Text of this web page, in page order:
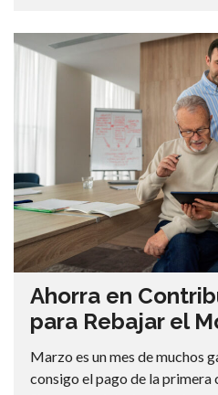
Ahorra en
para Rebajar el
Marzo es un mes de muchos
consigo el pago de la primera